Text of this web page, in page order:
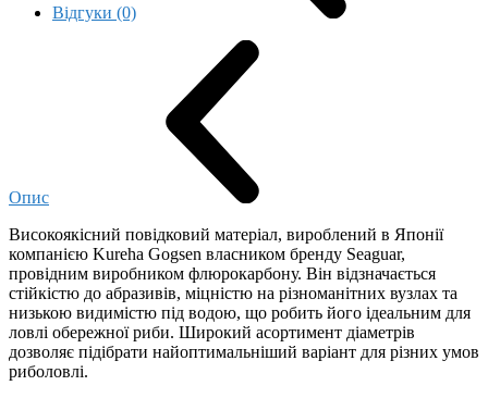
Відгуки (0)
Опис
Високоякісний повідковий матеріал, вироблений в Японії
компанією Kureha Gogsen власником бренду Seaguar,
провідним виробником флюрокарбону. Він відзначається
стійкістю до абразивів, міцністю на різноманітних вузлах та
низькою видимістю під водою, що робить його ідеальним для
ловлі обережної риби. Широкий асортимент діаметрів
дозволяє підібрати найоптимальніший варіант для різних умов
риболовлі.